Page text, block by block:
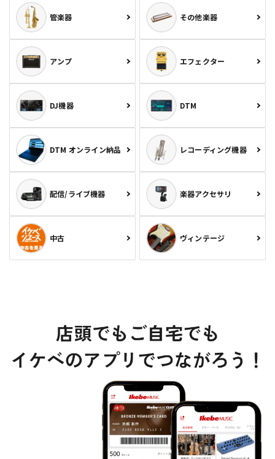
管楽器 その他楽器
アンプ エフェクター
DJ機器 DTM
DTM オンライン納品 レコーディング機器
配信/ライブ機器 楽器アクセサリ
中古 ヴィンテージ